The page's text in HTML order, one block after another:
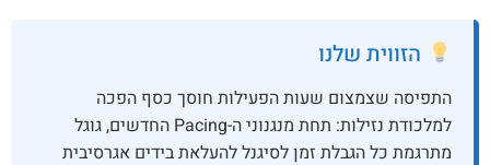
הזווית שלנו
התפיסה שצמצום שעות הפעילות חוסך כסף הפכה
למלכודת נזילות: תחת מנגנוני ה-Pacing החדשים, גוגל
מתרגמת כל הגבלת זמן לסיגנל להעלאת בידים אגרסיבית